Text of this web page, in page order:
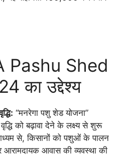
Pashu Shed
का उद्देश्य
“मनरेगा पशु शेड योजना”
को बढ़ावा देने के लक्ष्य से शुरू
से, किसानों को पशुओं के पालन
आवास की व्यवस्था की